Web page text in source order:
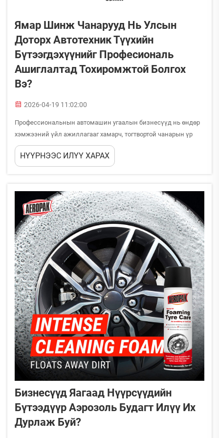
Ямар Шинж Чанарууд Нь Улсын
Доторх Автотехник Түүхийн
Бүтээгдэхүүнийг Професиональ
Ашиглалтад Тохиромжтой Болгох
Вэ?
2026-04-19 11:02:00
Профессиональнын автомашин угаалын бизнесүүд нь өндөр
хэмжээний үйл ажиллагааг хамарч, тогтвортой чанарын үр
дүнг хадгалахад зориулан тусгай угаалын шингэнүүдийг
шаардаж.
НҮҮРНЭЭС ИЛҮҮ ХАРАХ
Бизнесүүд Яагаад Нүүрсүүдийн
Бүтээдүүр Аэрозоль Будагт Илүү Их
Дурлаж Буй?